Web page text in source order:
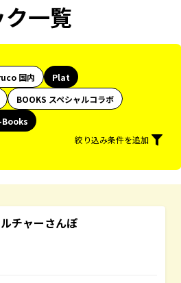
一覧
国内
Plat
BOOKS スペシャルコラボ
Books
絞り込み条件を追加
チャーさんぽ